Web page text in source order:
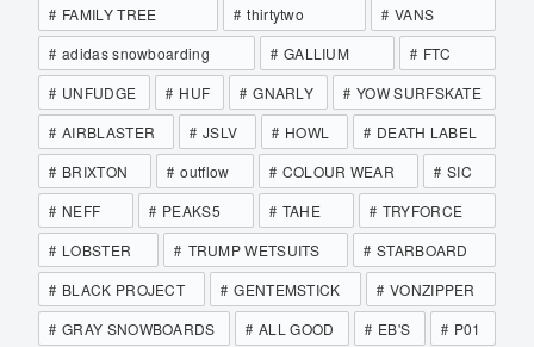
FAMILY TREE
thirtytwo
VANS
adidas snowboarding
GALLIUM
FTC
UNFUDGE
HUF GNARLY
YOW SURFSKATE
AIRBLASTER
JSLV HOWL
DEATH LABEL
BRIXTON
outflow COLOUR WEAR
SIC
NEFF
PEAKS5 TAHE
TRYFORCE
LOBSTER
TRUMP WETSUITS
STARBOARD
BLACK PROJECT
GENTEMSTICK
VONZIPPER
GRAY SNOWBOARDS
ALL GOOD EB'S
P01